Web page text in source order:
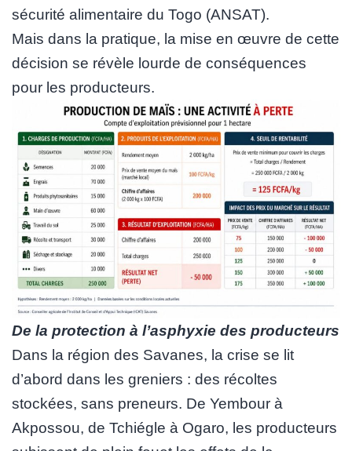
sécurité alimentaire du Togo (ANSAT).
Mais dans la pratique, la mise en œuvre de cette
décision se révèle lourde de conséquences
pour les producteurs.
De la protection à l’asphyxie des producteurs
Dans la région des Savanes, la crise se lit
d’abord dans les greniers : des récoltes
stockées, sans preneurs. De Yembour à
Akpossou, de Tchiégle à Ogaro, les producteurs